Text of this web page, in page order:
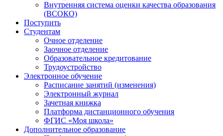
Внутренняя система оценки качества образования
(ВСОКО)
Поступить
Студентам
Очное отделение
Заочное отделение
Образовательное кредитование
Трудоустройство
Электронное обучение
Расписание занятий (изменения)
Электронный журнал
Зачетная книжка
Платформа дистанционного обучения
ФГИС «Моя школа»
Дополнительное образование